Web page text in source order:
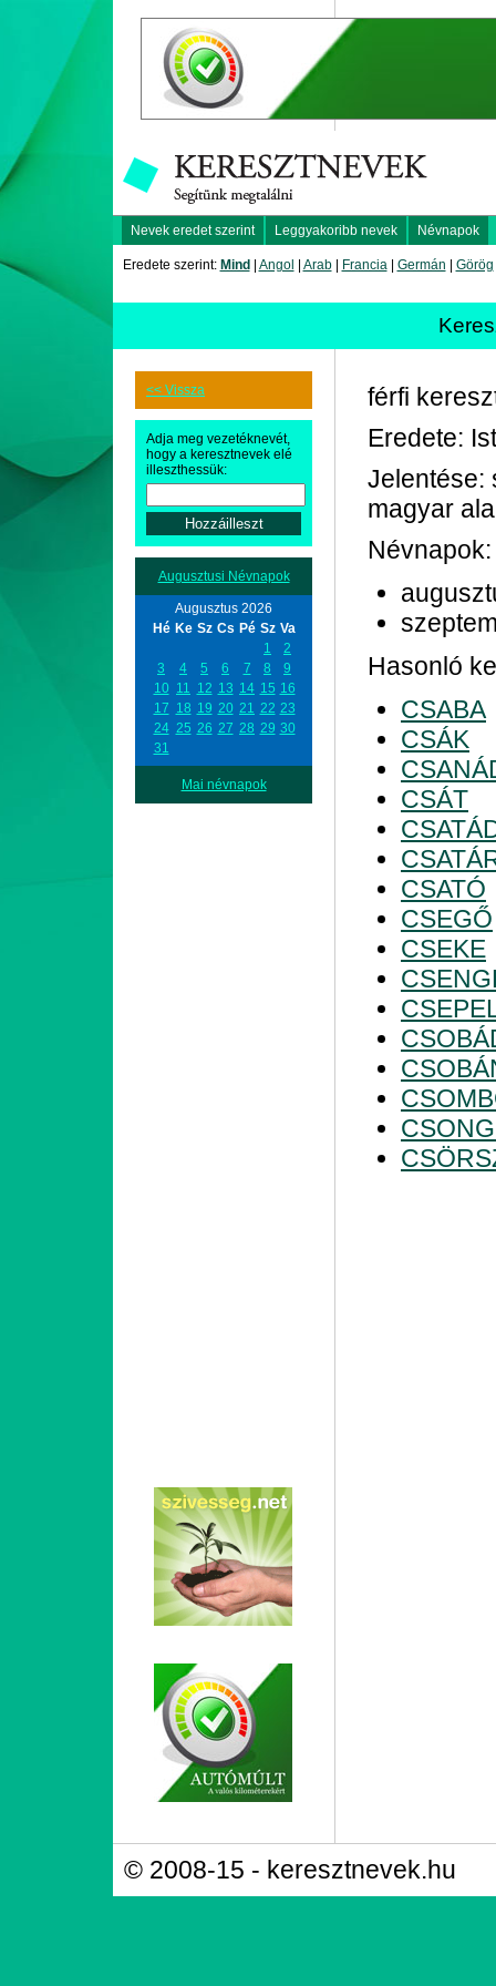
Nevek eredet szerint Leggyakoribb nevek Névnapok
Eredete szerint: Mind Angol Arab| Francia| Germán Görög
<< Vissza
Adja meg vezetéknevét,
hogy a keresztnevek elé
illeszthessük:
Augusztusi Névnapok
Augusztus 2026
Hé Ke Sz Cs Pé Sz Va
1
2
3
4 5 6 7 8
9
10 11 12 13 14 15 16
17 18 19 20 21 22 23
24 25 26 27 28 29 30
31
Mai névnapok
férfi
Eredete:
Jelentése:
magyar
Névnapok:
Hasonló
CSABA
CSÁK
CSÁT
CSATÓ
CSEGŐ
CSEKE
© 2008-15 - keresztnevek.hu